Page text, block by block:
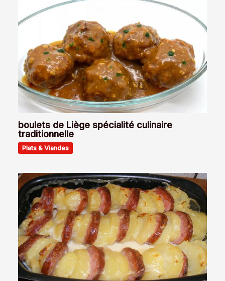
boulets de Liège spécialité culinaire
traditionnelle
Plats & Viandes